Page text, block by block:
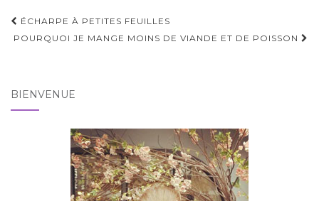
Pagination
d'article
ÉCHARPE À PETITES FEUILLES
POURQUOI JE MANGE MOINS DE VIANDE ET DE POISSON
BIENVENUE